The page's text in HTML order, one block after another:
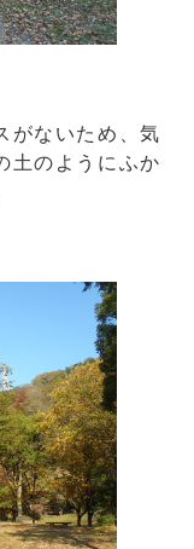
がないため、気
土のようにふか